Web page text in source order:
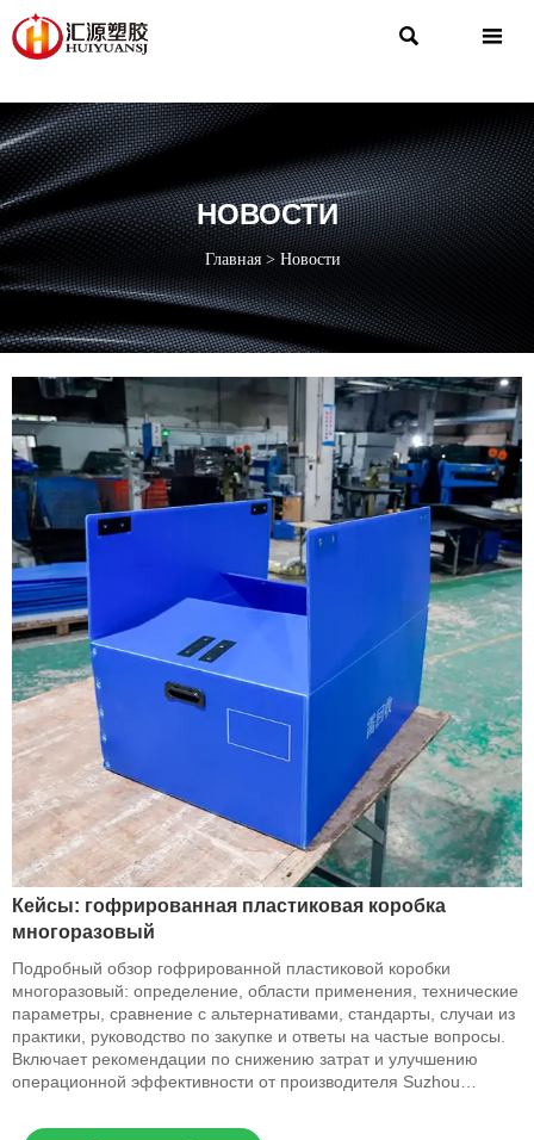
 
НОВОСТИ
Главная> Новости
Кейсы: гофрированная пластиковая коробка
многоразовый
Подробный обзор гофрированной пластиковой коробки
многоразовый: определение, области применения, технические
параметры, сравнение с альтернативами, стандарты, случаи из
практики, руководство по закупке и ответы на частые вопросы.
Включает рекомендации по снижению затрат и улучшению
операционной эффективности от производителя Suzhou